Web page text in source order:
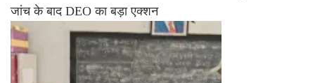
जांच के बाद DEO का बड़ा एक्शन